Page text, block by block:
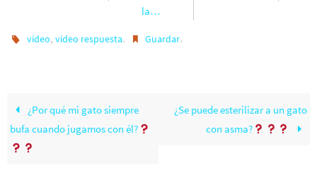
la…
vídeo,vídeo respuesta. Guardar.
¿Por qué mi gato siempre
bufa cuando jugamos con él?
¿Se puede esterilizar a un gato
con asma?